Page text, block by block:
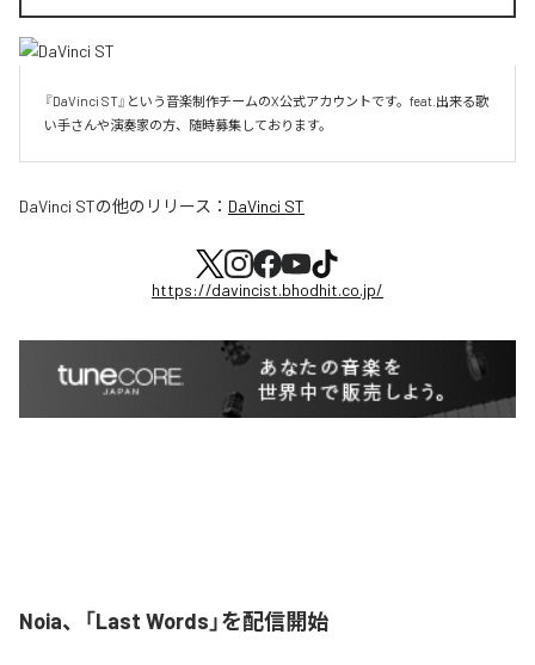
『DaVinci ST』という音楽制作チームのX公式アカウントです。feat.出来る歌
い手さんや演奏家の方、随時募集しております。
DaVinci STの他のリリース： DaVinci ST
https://davincist.bhodhit.co.jp/
Noia、「Last Words」を配信開始